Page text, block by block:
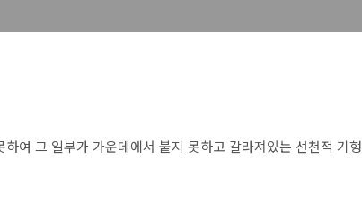
여 그 일부가 가운데에서 붙지 못하고 갈라져있는 선천적 기형